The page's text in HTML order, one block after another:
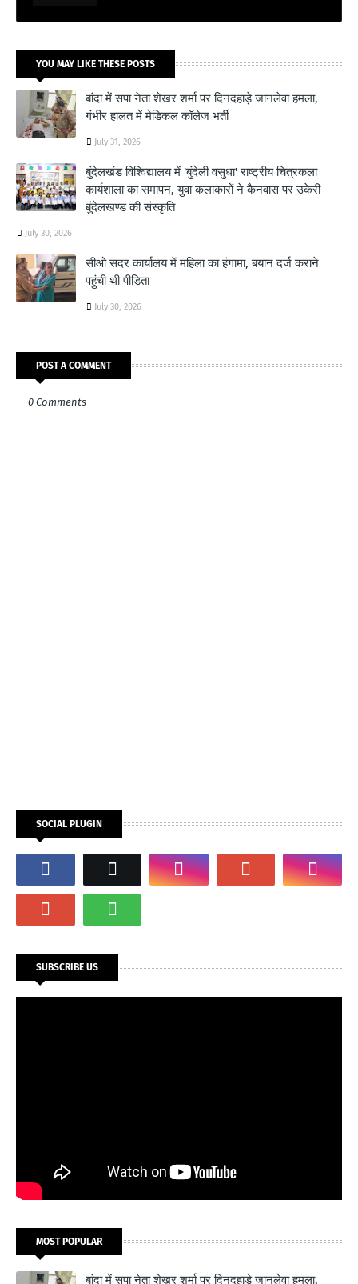
YOU MAY LIKE THESE POSTS
बांदा में सपा नेता शेखर शर्मा पर दिनदहाड़े जानलेवा हमला,
गंभीर हालत में मेडिकल कॉलेज भर्ती
July 31, 2026
बुंदेलखंड विश्विद्यालय में 'बुंदेली वसुधा' राष्ट्रीय चित्रकला
कार्यशाला का समापन, युवा कलाकारों ने कैनवास पर उकेरी
बुंदेलखण्ड की संस्कृति
July 30, 2026
सीओ सदर कार्यालय में महिला का हंगामा, बयान दर्ज कराने
पहुंची थी पीड़िता
July 30, 2026
POST A COMMENT
0 Comments
SOCIAL PLUGIN
SUBSCRIBE US
MOST POPULAR
बांदा में सपा नेता शेखर शर्मा पर दिनदहाड़े जानलेवा हमला,